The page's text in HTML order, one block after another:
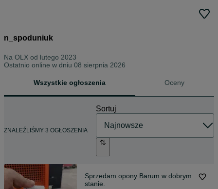
n_spoduniuk
Na OLX od lutego 2023
Ostatnio online w dniu 08 sierpnia 2026
Wszystkie ogłoszenia Oceny
ZNALEŹLIŚMY 3 OGŁOSZENIA
Sortuj
Sprzedam opony Barum w dobrym
stanie.